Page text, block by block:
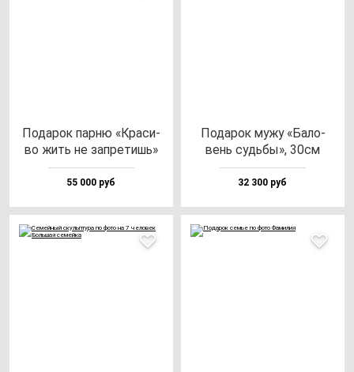
Пода­рок пар­ню «Кра­си­
во жить не зап­ре­тишь»
55 000 руб
Пода­рок му­жу «Бало­
вень судь­бы», 30см
32 300 руб